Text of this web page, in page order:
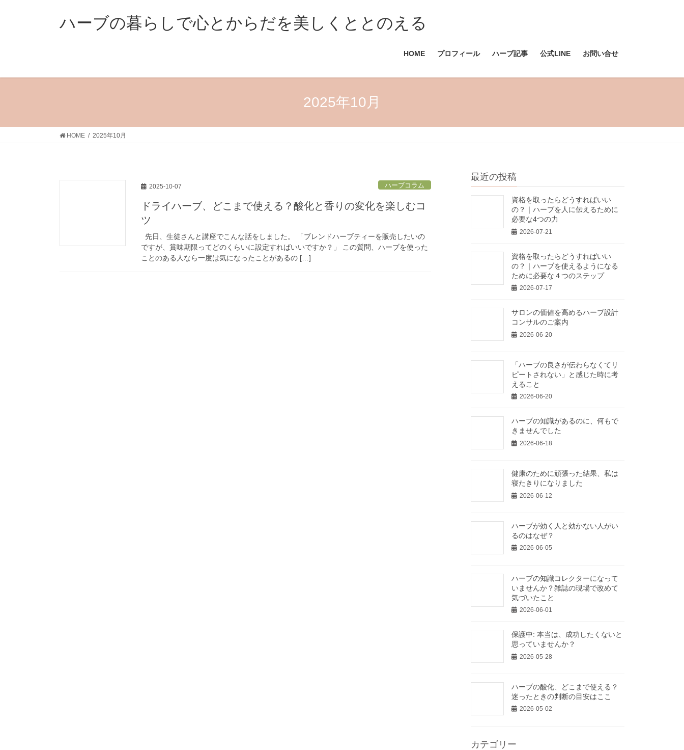
ス
ン
ハーブの暮らしで心とからだを美しくととのえる
HOME プロフィール ハーブ記事 公式LINE お問い合せ
2025年10月
HOME 2025年10月
2025-10-07 ハーブコラム
ドライハーブ、どこまで使える？酸化と香りの変化を楽しむコ
ツ
先日、生徒さんと講座でこんな話をしました。 「ブレンドハーブティーを販売したいの
ですが、賞味期限ってどのくらいに設定すればいいですか？」 この質問、ハーブを使った
ことのある人なら一度は気になったことがあるの […]
最近の投稿
資格を取ったらどうすればいい
の？｜ハーブを人に伝えるために
必要な4つの力
2026-07-21
資格を取ったらどうすればいい
の？｜ハーブを使えるようになる
ために必要な４つのステップ
2026-07-17
サロンの価値を高めるハーブ設計
コンサルのご案内
2026-06-20
「ハーブの良さが伝わらなくてリ
ピートされない」と感じた時に考
えること
2026-06-20
ハーブの知識があるのに、何もで
きませんでした
2026-06-18
健康のために頑張った結果、私は
寝たきりになりました
2026-06-12
ハーブが効く人と効かない人がい
るのはなぜ？
2026-06-05
ハーブの知識コレクターになって
いませんか？雑誌の現場で改めて
気づいたこと
2026-06-01
保護中: 本当は、成功したくないと
思っていませんか？
2026-05-28
ハーブの酸化、どこまで使える？
迷ったときの判断の目安はここ
2026-05-02
カテゴリー